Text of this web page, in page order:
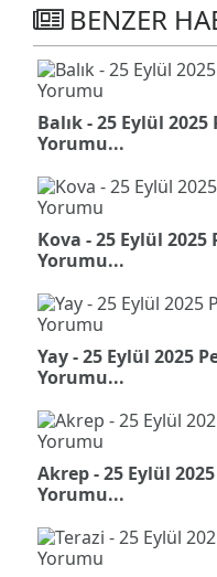
BENZER
Balık - 25 Eylül
Yorumu...
Kova - 25 Eylül
Yorumu...
Yay - 25 Eylül 2025
Yorumu...
Akrep - 25 Eylül
Yorumu...